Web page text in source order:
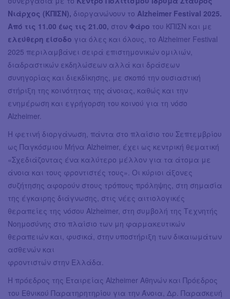
Νιάρχος (ΚΠΙΣΝ), διοργανώνουν το Alzheimer Festival 2025.
Από τις 11.00 έως τις 21.00, στον Φάρο του ΚΠΙΣΝ και με
ελεύθερη είσοδο για όλες και όλους, το Alzheimer Festival
2025 περιλαμβάνει σειρά επιστημονικών ομιλιών,
διαδραστικών εκδηλώσεων αλλά και δράσεων
συνηγορίας και διεκδίκησης, με σκοπό την ουσιαστική
στήριξη της κοινότητας της άνοιας, καθώς και την
ενημέρωση και εγρήγορση του κοινού για τη νόσο
Alzheimer.
Η φετινή διοργάνωση, πάντα στο πλαίσιο του Σεπτεμβρίου
ως Παγκόσμιου Μήνα Alzheimer, έχει ως κεντρική θεματική
«Σχεδιάζοντας ένα καλύτερο μέλλον για τα άτομα με
άνοια και τους φροντιστές τους». Οι κύριοι άξονες
συζήτησης αφορούν στους τρόπους πρόληψης, στη σημασία
της έγκαιρης διάγνωσης, στις νέες αιτιολογικές
θεραπείες της νόσου Alzheimer, στη συμβολή της Τεχνητής
Νοημοσύνης στο πλαίσιο των μη φαρμακευτικών
θεραπειών και, φυσικά, στην υποστήριξη των δικαιωμάτων
ασθενών και
φροντιστών στην Ελλάδα.
Η πρόεδρος της Εταιρείας Alzheimer Αθηνών και Πρόεδρος
του Εθνικού Παρατηρητηρίου για την Άνοια, Δρ. Παρασκευή